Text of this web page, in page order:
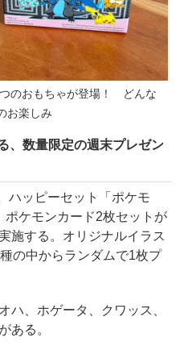
のおもちゃが登場！ どんな
お楽しみ
、数量限定の週末プレゼン
ッピーセット「ポケモ
ポケモンカード2枚セットが
施する。オリジナルイラス
の中からランダムで1枚プ
、ホゲータ、クワッス、
ある。